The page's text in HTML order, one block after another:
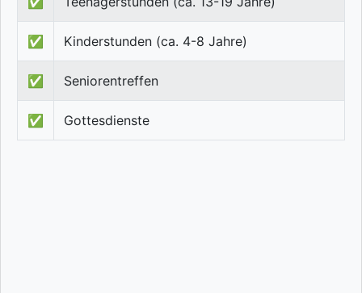
✅ Kinderstunden (ca. 4-8 Jahre)
✅ Seniorentreffen
✅ Gottesdienste